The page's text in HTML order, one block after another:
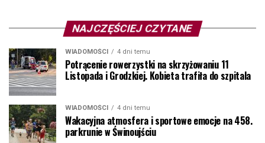
NAJCZĘŚCIEJ CZYTANE
WIADOMOŚCI 4 dni temu
Potrącenie rowerzystki na skrzyżowaniu 11
Listopada i Grodzkiej. Kobieta trafiła do szpitala
WIADOMOŚCI 4 dni temu
Wakacyjna atmosfera i sportowe emocje na 458.
parkrunie w Świnoujściu